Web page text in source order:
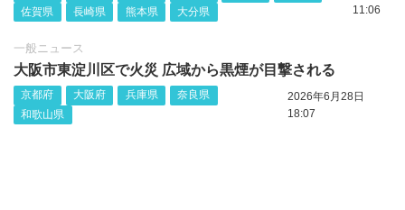
佐賀県
長崎県 熊本県 大分県
11:06
一般ニュース
大阪市東淀川区で火災 広域から黒煙が目撃される
京都府 大阪府 兵庫県
奈良県
和歌山県
2026年6月28日
18:07